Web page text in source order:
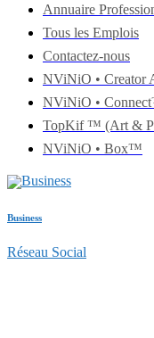
Annuaire
Tous les Emplois
Contactez-nous
NViNiO •
NViNiO •
TopKif ™ (Art &
NViNiO • Box™
Business
Réseau Social